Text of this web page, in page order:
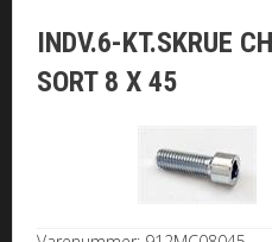
INDV.6-KT.SKRUE
SORT 8 X 45